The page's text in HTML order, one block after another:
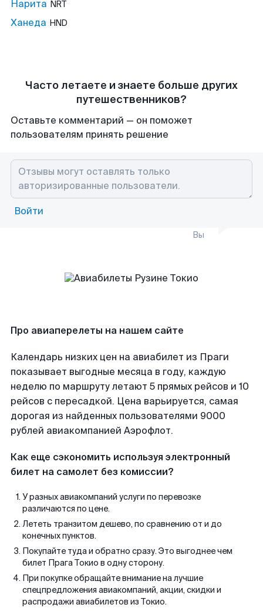
Нарита NRT
Ханеда HND
Часто летаете и знаете больше других
путешественников?
Оставьте комментарий — он поможет
пользователям принять решение
Войти
Вы
Про авиаперелеты на нашем сайте
Календарь низких цен на авиабилет из Праги
показывает выгодные месяца в году, каждую
неделю по маршруту летают 5 прямых рейсов и 10
рейсов с пересадкой. Цена варьируется, самая
дорогая из найденных пользователями 9000
рублей авиакомпанией Аэрофлот.
Как еще сэкономить используя электронный
билет на самолет без комиссии?
У разных авиакомпаний услуги по перевозке
различаются по цене.
Лететь транзитом дешево, по сравнению от и до
конечных пунктов.
Покупайте туда и обратно сразу. Это выгоднее чем
билет Прага Токио в одну сторону.
При покупке обращайте внимание на лучшие
спецпредложения авиакомпаний, акции, скидки и
распродажи авиабилетов из Токио.